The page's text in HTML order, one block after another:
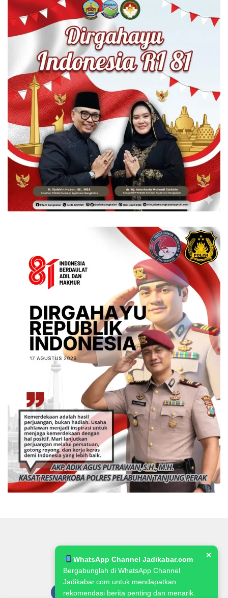
WhatsApp Channel Jadikabar.com
Bergabunglah di WhatsApp Channel
Jadikabar.com untuk mendapatkan
rekomendasi berita penting dan menarik.
✕